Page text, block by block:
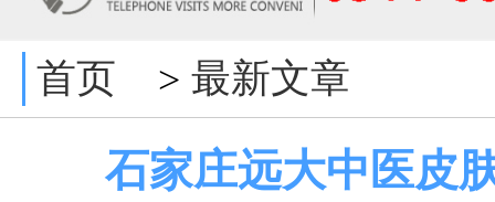
首页 > 最新文章
石家庄远大中医皮